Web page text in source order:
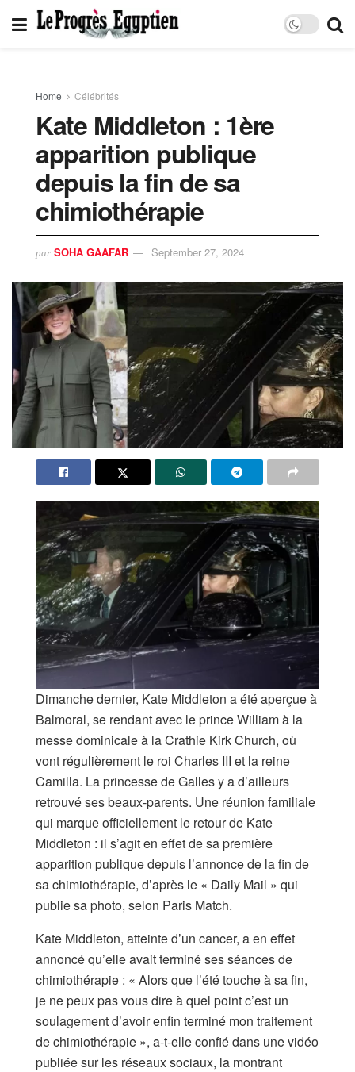
Home Célébrités
Kate Middleton : 1ère
apparition publique
depuis la fin de sa
chimiothérapie
par SOHA GAAFAR September 27, 2024
Dimanche dernier, Kate Middleton a été aperçue à
Balmoral, se rendant avec le prince William à la
messe dominicale à la Crathie Kirk Church, où
vont régulièrement le roi Charles III et la reine
Camilla. La princesse de Galles y a d’ailleurs
retrouvé ses beaux-parents. Une réunion familiale
qui marque officiellement le retour de Kate
Middleton : il s’agit en effet de sa première
apparition publique depuis l’annonce de la fin de
sa chimiothérapie, d’après le « Daily Mail » qui
publie sa photo, selon Paris Match.
Kate Middleton, atteinte d’un cancer, a en effet
annoncé qu’elle avait terminé ses séances de
chimiothérapie : « Alors que l’été touche à sa fin,
je ne peux pas vous dire à quel point c’est un
soulagement d’avoir enfin terminé mon traitement
de chimiothérapie », a-t-elle confié dans une vidéo
publiée sur les réseaux sociaux, la montrant